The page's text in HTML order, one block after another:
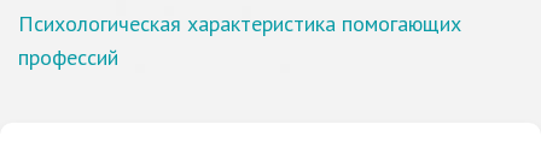
Психологическая характеристика помогающих
профессий